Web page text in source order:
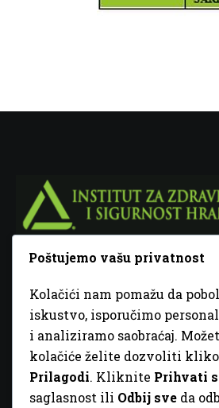
Fra Ivana Jukića br. 2, 72000 Zenica,
+387 32 448 001
info@inz.ba
http://www.inz.ba
Poštujemo vašu privatnost
Kolačići nam pomažu da
iskustvo, isporučimo
i analiziramo saobraćaj.
kolačiće želite dozvoliti
Prilagodi. Kliknite Prihvati
saglasnost ili Odbij sve da